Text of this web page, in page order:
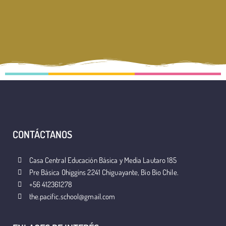
CONTÁCTANOS
Casa Central Educación Básica y Media Lautaro 185
Pre Básica Ohiggins 2241 Chiguayante, Bio Bio Chile.
+56 412361278
the.pacific.school@gmail.com